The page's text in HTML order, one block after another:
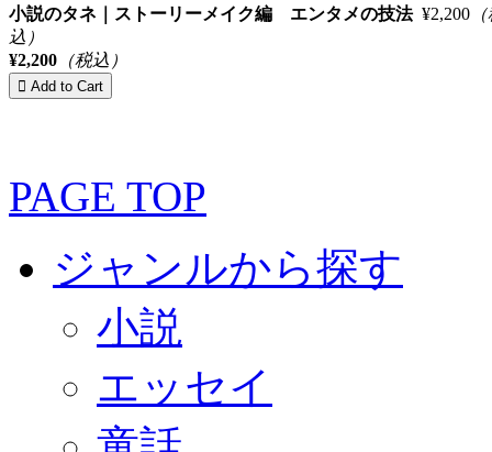
小説のタネ｜ストーリーメイク編 エンタメの技法 ¥2,200
込）
¥2,200 （税込）
PAGE TOP
ジャンルから探す
小説
エッセイ